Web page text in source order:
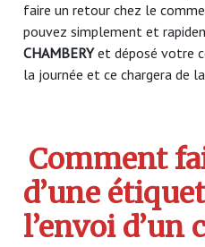
faire un retour chez le
pouvez simplement et
CHAMBERYet déposé votre
la journée et ce chargera de
Comment
d’une
l’envoi d’un